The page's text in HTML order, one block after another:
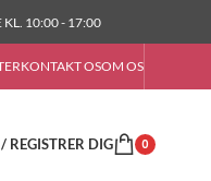
KL. 10:00 - 17:00
KONTAKT OSOM OS
REGISTRER DIG 0